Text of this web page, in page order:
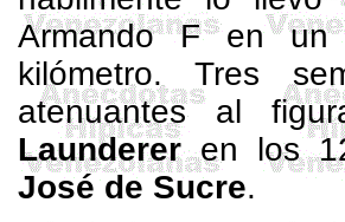
Armando F en
kilómetro. Tres
atenuantes al
Laundereren los
José de Sucre.